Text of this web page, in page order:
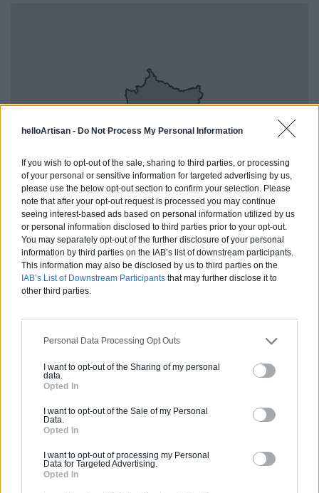
helloArtisan - Do Not Process My Personal Information
If you wish to opt-out of the sale, sharing to third parties, or processing
of your personal or sensitive information for targeted advertising by us,
please use the below opt-out section to confirm your selection. Please
note that after your opt-out request is processed you may continue
seeing interest-based ads based on personal information utilized by us
or personal information disclosed to third parties prior to your opt-out.
You may separately opt-out of the further disclosure of your personal
information by third parties on the IAB’s list of downstream participants.
This information may also be disclosed by us to third parties on the
IAB’s List of Downstream Participants that may further disclose it to
other third parties.
Personal Data Processing Opt Outs
I want to opt-out of the Sharing of my personal
data.
Opted In
I want to opt-out of the Sale of my Personal
Data.
Opted In
I want to opt-out of processing my Personal
Data for Targeted Advertising.
Opted In
8 Rue Antoine Gautier, 06300 NICE